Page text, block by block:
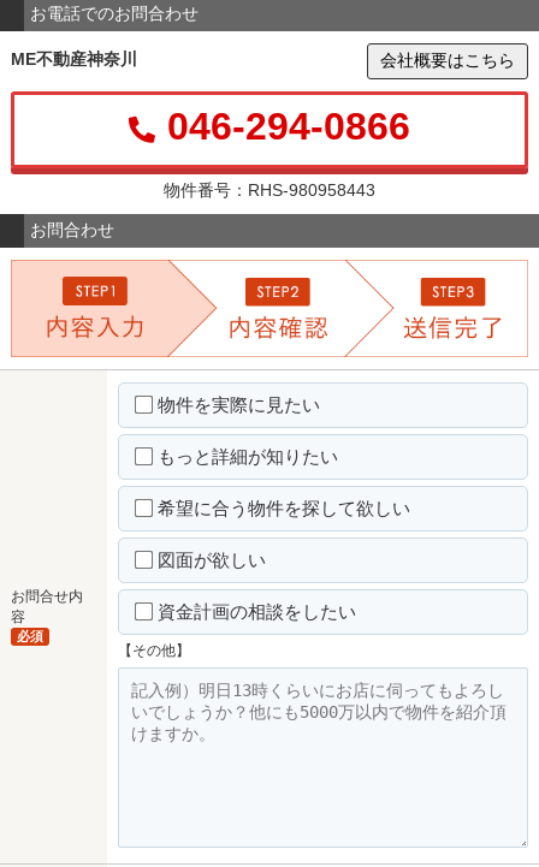
お電話でのお問合わせ
ME不動産神奈川 会社概要はこちら
046-294-0866
物件番号：RHS-980958443
お問合わせ
お問合せ内
容
必須
物件を実際に見たい
もっと詳細が知りたい
希望に合う物件を探して欲しい
図面が欲しい
資金計画の相談をしたい
【その他】